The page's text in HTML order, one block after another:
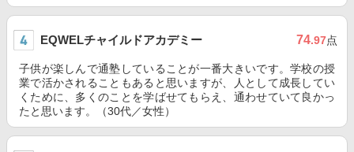
EQWELチャイルドアカデミー 74.97点
子供が楽しんで通塾していることが一番大きいです。学校の授
業で活かされることもあると思いますが、人として成長してい
くために、多くのことを学ばせてもらえ、通わせていて良かっ
たと思います。（30代／女性）